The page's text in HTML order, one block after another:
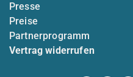
Presse
Preise
Partnerprogramm
Vertrag widerrufen